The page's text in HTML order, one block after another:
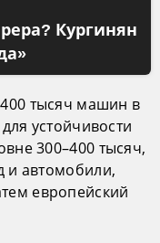
Кургинян
тысяч машин в
устойчивости
300–400 тысяч,
и автомобили,
европейский